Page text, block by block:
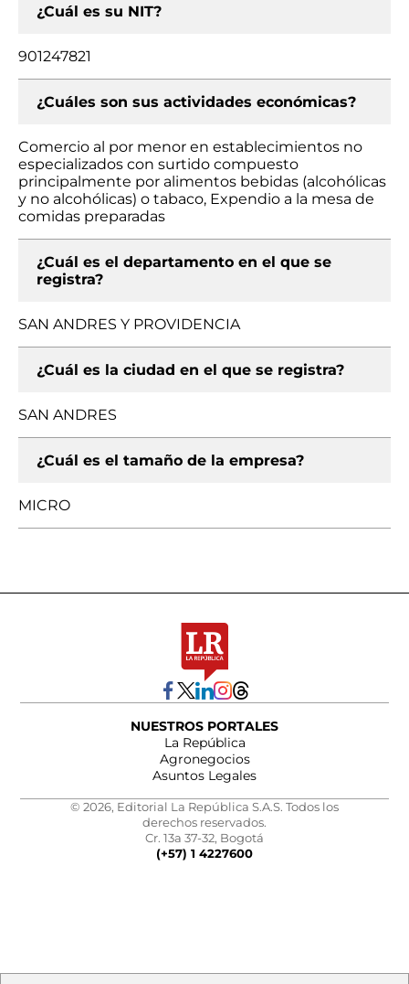
¿Cuál es su NIT?
901247821
¿Cuáles son sus actividades económicas?
Comercio al por menor en establecimientos no
especializados con surtido compuesto
principalmente por alimentos bebidas (alcohólicas
y no alcohólicas) o tabaco, Expendio a la mesa de
comidas preparadas
¿Cuál es el departamento en el que se
registra?
SAN ANDRES Y PROVIDENCIA
¿Cuál es la ciudad en el que se registra?
SAN ANDRES
¿Cuál es el tamaño de la empresa?
MICRO
NUESTROS PORTALES
La República
Agronegocios
Asuntos Legales
© 2026, Editorial La República S.A.S. Todos los
derechos reservados.
Cr. 13a 37-32, Bogotá
(+57) 1 4227600